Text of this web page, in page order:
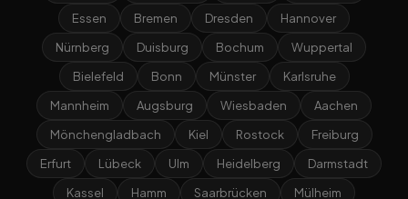
Essen
Bremen Dresden
Hannover
Nürnberg
Duisburg Bochum
Wuppertal
Bielefeld
Bonn Münster
Karlsruhe
Mannheim
Augsburg Wiesbaden
Aachen
Mönchengladbach
Kiel Rostock
Freiburg
Erfurt
Lübeck Ulm Heidelberg
Darmstadt
Kassel
Hamm Saarbrücken Mülheim